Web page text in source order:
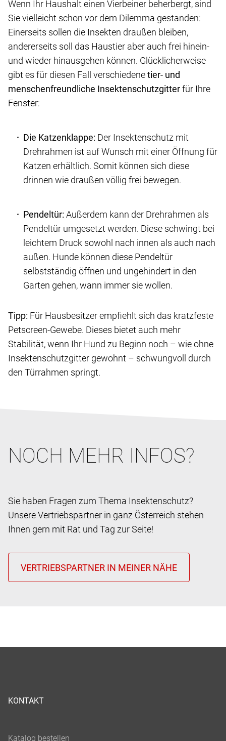
Wenn Ihr Haushalt einen Vierbeiner beherbergt, sind
Sie vielleicht schon vor dem Dilemma gestanden:
Einerseits sollen die Insekten draußen bleiben,
andererseits soll das Haustier aber auch frei hinein-
und wieder hinausgehen können. Glücklicherweise
gibt es für diesen Fall verschiedenetier- und
menschenfreundliche Insektenschutzgitterfür Ihre
Fenster:
Die Katzenklappe: Der Insektenschutz mit
Drehrahmen ist auf Wunsch mit einer Öffnung für
Katzen erhältlich. Somit können sich diese
drinnen wie draußen völlig frei bewegen.
Pendeltür: Außerdem kann der Drehrahmen als
Pendeltür umgesetzt werden. Diese schwingt bei
leichtem Druck sowohl nach innen als auch nach
außen. Hunde können diese Pendeltür
selbstständig öffnen und ungehindert in den
Garten gehen, wann immer sie wollen.
Tipp: Für Hausbesitzer empfiehlt sich das kratzfeste
Petscreen-Gewebe. Dieses bietet auch mehr
Stabilität, wenn Ihr Hund zu Beginn noch – wie ohne
Insektenschutzgitter gewohnt – schwungvoll durch
den Türrahmen springt.
NOCH MEHR INFOS?
Sie haben Fragen zum Thema Insektenschutz?
Unsere Vertriebspartner in ganz Österreich stehen
Ihnen gern mit Rat und Tag zur Seite!
KONTAKT